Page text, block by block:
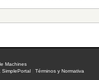
Machines
|Términos y Normativa